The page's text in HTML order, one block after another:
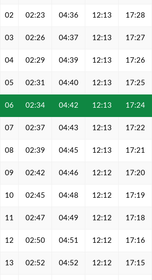
02 02:23 04:36 12:13 17:28
03 02:26 04:37 12:13 17:27
04 02:29 04:39 12:13 17:26
05 02:31 04:40 12:13 17:25
06 02:34 04:42 12:13 17:24
07 02:37 04:43 12:13 17:22
08 02:39 04:45 12:13 17:21
09 02:42 04:46 12:12 17:20
10 02:45 04:48 12:12 17:19
11 02:47 04:49 12:12 17:18
12 02:50 04:51 12:12 17:16
13 02:52 04:52 12:12 17:15